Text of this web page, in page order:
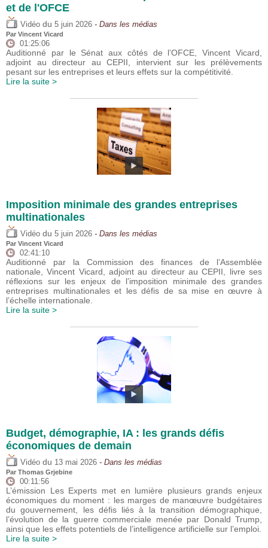
et de l'OFCE
Vidéo du 5 juin 2026 - Dans les médias
Par Vincent Vicard
01:25:06
Auditionné par le Sénat aux côtés de l’OFCE, Vincent Vicard,
adjoint au directeur au CEPII, intervient sur les prélèvements
pesant sur les entreprises et leurs effets sur la compétitivité.
Lire la suite >
Imposition minimale des grandes entreprises
multinationales
Vidéo du 5 juin 2026 - Dans les médias
Par Vincent Vicard
02:41:10
Auditionné par la Commission des finances de l’Assemblée
nationale, Vincent Vicard, adjoint au directeur au CEPII, livre ses
réflexions sur les enjeux de l’imposition minimale des grandes
entreprises multinationales et les défis de sa mise en œuvre à
l’échelle internationale.
Lire la suite >
Budget, démographie, IA : les grands défis
économiques de demain
Vidéo du 13 mai 2026 - Dans les médias
Par Thomas Grjebine
00:11:56
L’émission Les Experts met en lumière plusieurs grands enjeux
économiques du moment : les marges de manœuvre budgétaires
du gouvernement, les défis liés à la transition démographique,
l’évolution de la guerre commerciale menée par Donald Trump,
ainsi que les effets potentiels de l’intelligence artificielle sur l’emploi.
Lire la suite >